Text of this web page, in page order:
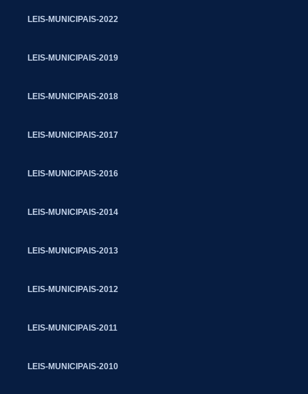
LEIS-MUNICIPAIS-2022
LEIS-MUNICIPAIS-2019
LEIS-MUNICIPAIS-2018
LEIS-MUNICIPAIS-2017
LEIS-MUNICIPAIS-2016
LEIS-MUNICIPAIS-2014
LEIS-MUNICIPAIS-2013
LEIS-MUNICIPAIS-2012
LEIS-MUNICIPAIS-2011
LEIS-MUNICIPAIS-2010